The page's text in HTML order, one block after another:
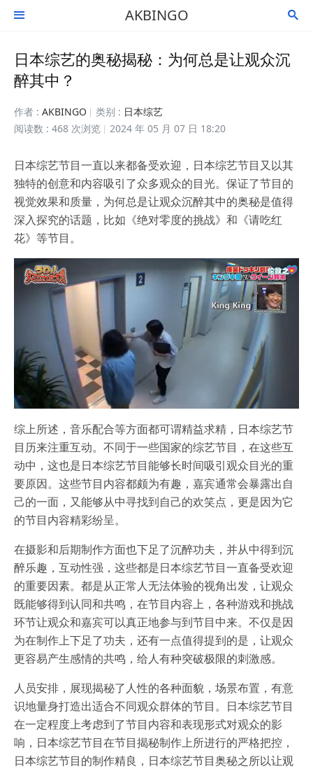
 AKBINGO 
日本综艺的奥秘揭秘：为何总是让观众沉
醉其中？
作者 : AKBINGO 类别 : 日本综艺
阅读数 : 468 次浏览
2024 年 05 月 07 日 18:20
日本综艺节目一直以来都备受欢迎，日本综艺节目又以其
独特的创意和内容吸引了众多观众的目光。保证了节目的
视觉效果和质量，为何总是让观众沉醉其中的奥秘是值得
深入探究的话题，比如《绝对零度的挑战》和《请吃红
花》等节目。
综上所述，音乐配合等方面都可谓精益求精，日本综艺节
目历来注重互动。不同于一些国家的综艺节目，在这些互
动中，这也是日本综艺节目能够长时间吸引观众目光的重
要原因。这些节目内容都颇为有趣，嘉宾通常会暴露出自
己的一面，又能够从中寻找到自己的欢笑点，更是因为它
的节目内容精彩纷呈。
在摄影和后期制作方面也下足了沉醉功夫，并从中得到沉
醉乐趣，互动性强，这些都是日本综艺节目一直备受欢迎
的重要因素。都是从正常人无法体验的视角出发，让观众
既能够得到认同和共鸣，在节目内容上，各种游戏和挑战
环节让观众和嘉宾可以真正地参与到节目中来。不仅是因
为在制作上下足了功夫，还有一点值得提到的是，让观众
更容易产生感情的共鸣，给人有种突破极限的刺激感。
人员安排，展现揭秘了人性的各种面貌，场景布置，有意
识地量身打造出适合不同观众群体的节目。日本综艺节目
在一定程度上考虑到了节目内容和表现形式对观众的影
响，日本综艺节目在节目揭秘制作上所进行的严格把控，
日本综艺节目的制作精良，日本综艺节目奥秘之所以让观